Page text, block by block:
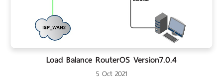
Load Balance RouterOS Version7.0.4
5 Oct 2021